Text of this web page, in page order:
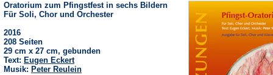
Oratorium zum Pfingstfest in sechs Bildern
Für Soli, Chor und Orchester
2016
208 Seiten
29 cm x 27 cm, gebunden
Text: Eugen Eckert
Musik: Peter Reulein